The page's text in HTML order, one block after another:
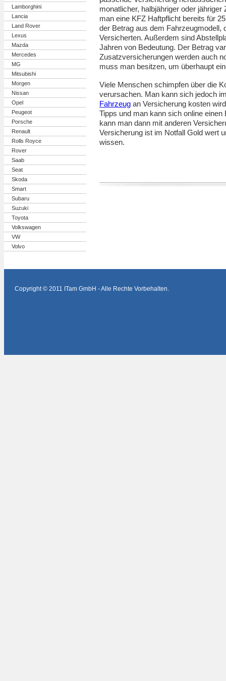
Lamborghini
Lancia
Land Rover
Lexus
Mazda
Mercedes
MG
Mitsubishi
Morgen
Nissan
Opel
Peugeot
Porsche
Renault
Rolls Royce
Rover
Saab
Seat
Skoda
Smart
Subaru
Suzuki
Toyota
Volkswagen
VW
Volvo
monatlicher, halbjähriger oder
man eine KFZ Haftpflicht bereits für
der Betrag aus dem Fahrzeugmodell,
Versicherten. Außerdem sind
Jahren von Bedeutung. Der Betrag
Zusatzversicherungen werden auch
muss man besitzen, um überhaupt
Viele Menschen schimpfen über die
verursachen. Man kann sich jedoch
Fahrzeug an Versicherung kosten
Tipps und man kann sich online
kann man dann mit anderen
Versicherung ist im Notfall Gold wert
wissen.
Copyright © 2011 ITam GmbH - Alle Rechte Vorbehalten.